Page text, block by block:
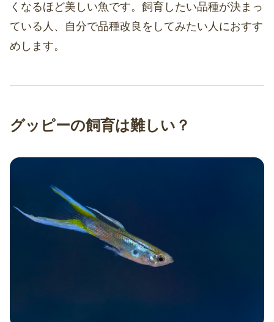
くなるほど美しい魚です。飼育したい品種が決まっ
ている人、自分で品種改良をしてみたい人におすす
めします。
グッピーの飼育は難しい？